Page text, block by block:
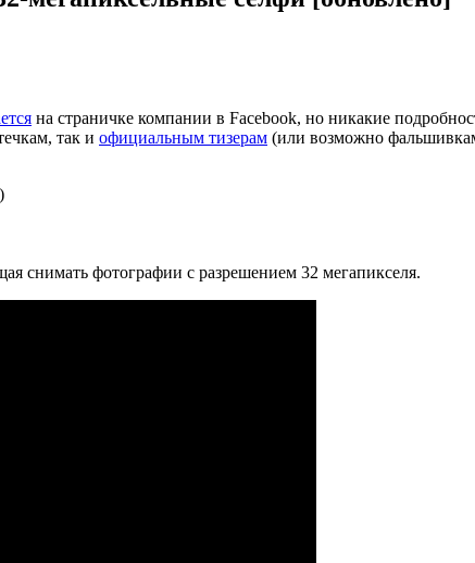
на страничке компании в Facebook, но никакие
так и официальным тизерам (или возможно
снимать фотографии с разрешением 32 мегапикселя.